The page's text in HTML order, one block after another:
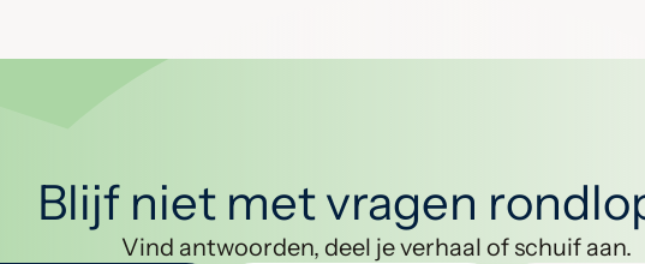
Blijf niet met vragen
Vind antwoorden, deel je verhaal of schuif aan.